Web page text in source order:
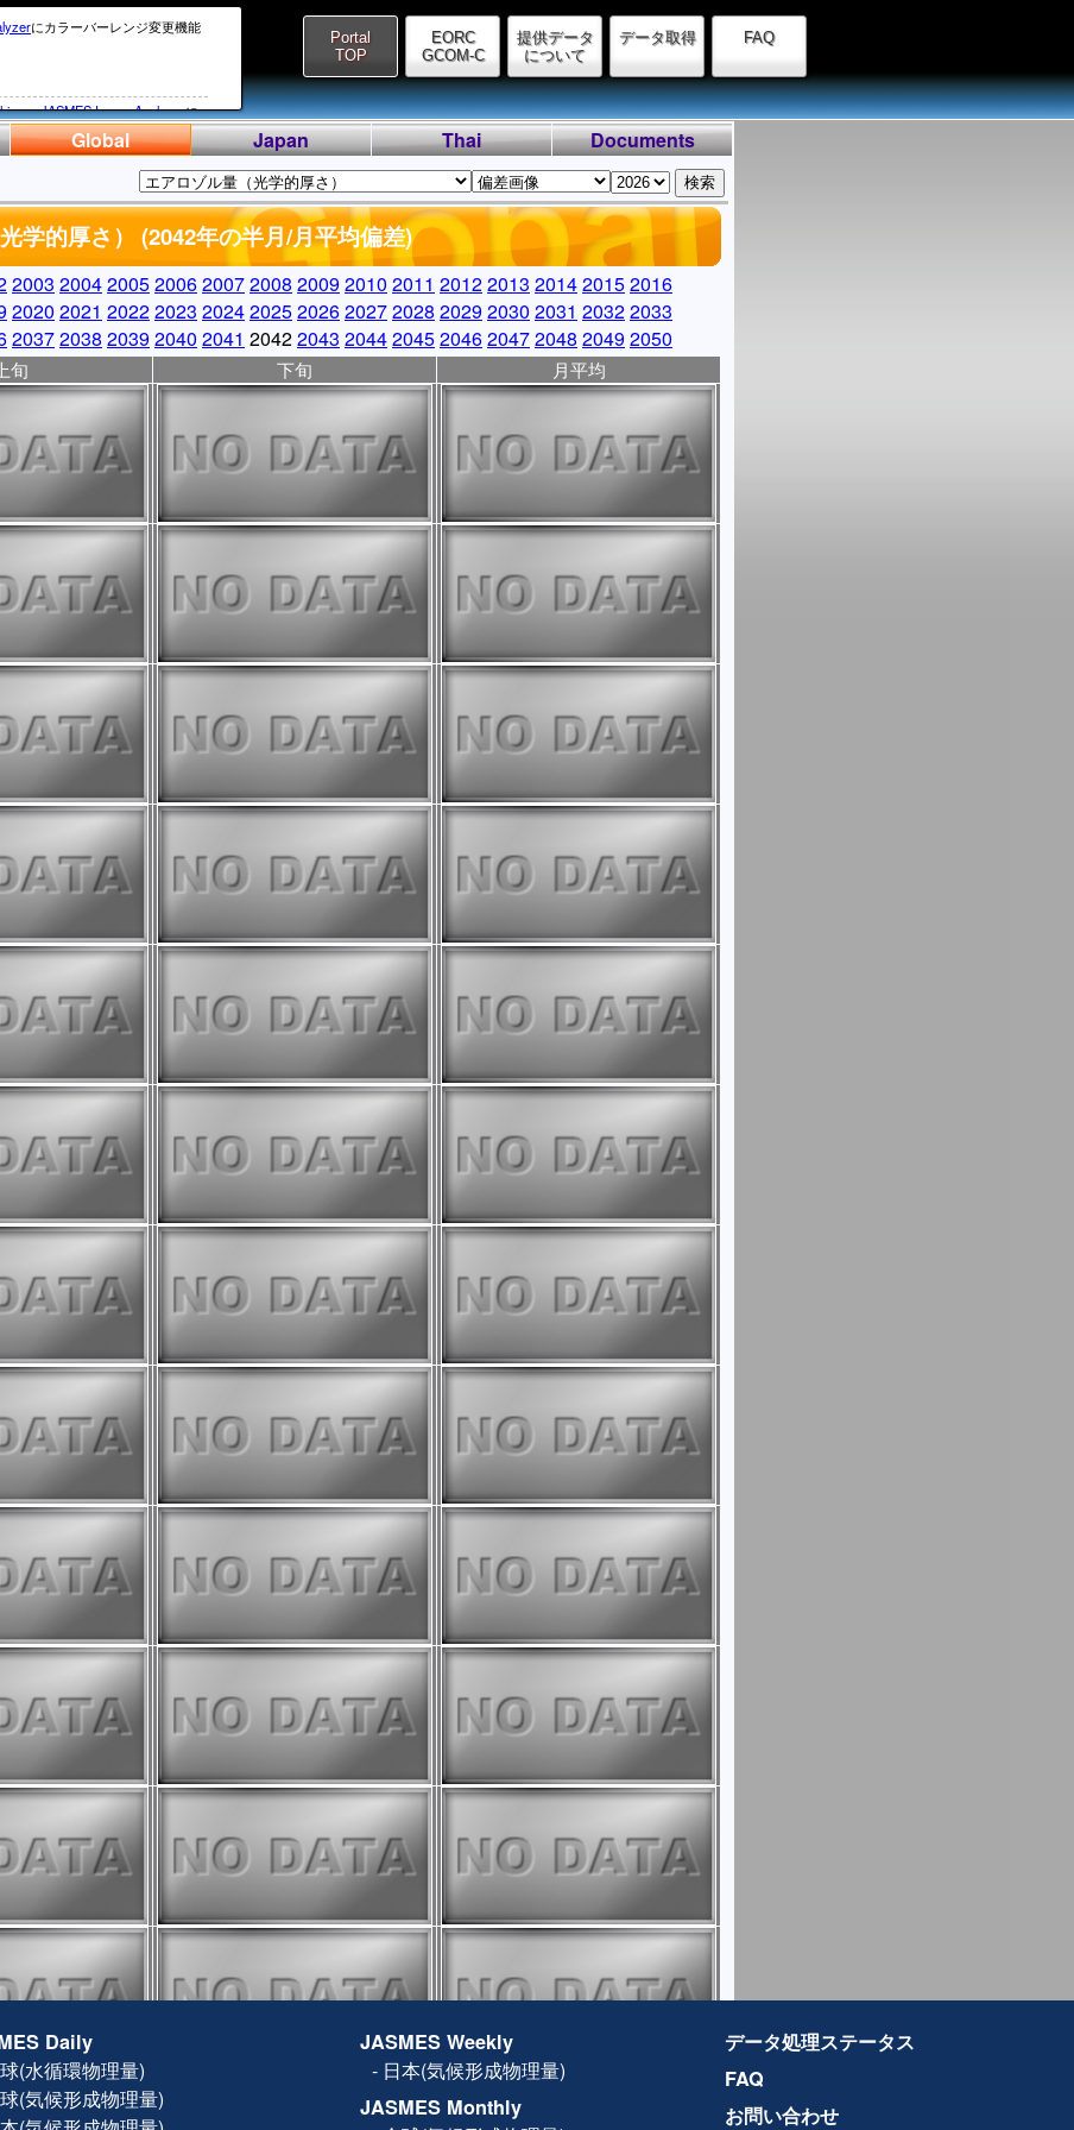
にカラーバーレンジ変更機能
、JASMES Image Analyzerに
ました。
からDMS系に変わったため、
02月14日(UTC)にかけてのSGLIデ
ができない（処理に膨大な時間が
ております。
タのリカバリについては、今後
SGLI準リアルデータの提供が遅延
復旧時にお知らせいたします。
、JASMES Image Analyzer
ET（蒸発散プロダクト）をV1001
を表示する機能を追加しました。
TIRに縞模様が出ることがあります
さい。
した。
統計プロダクトの作成手法を更新
しました。
行いました。
てはこちらをご確認ください。
3月までエアロゾル推定において
おります。他の期間より精度が
下の物理量を追加いたしました。
については、他のプロダクトと比
ニタは公開停止いたしました。今
Archiveをご利用ください。
モニタを閉鎖し、
GEE版 内湾モ
の設備メンテナンス以降、
た。
月15日(UTC)まで中断していた
8月16日0時(UTC)頃から再開しま
は従来通り更新予定です。
操作方法をご確認ください。
てはFAQをご確認ください。
見込みです。
）：SGLI準リアルの配信遅延
）～26日（月）10:00JST
新停止。※FTPは更新されます
）10:00～15:00JST（01:00-
イト、FTPへのアクセス不可
Portal
TOP
EORC
GCOM-C
提供データ
について
データ取得 FAQ
Global Japan Thai Documents
学的厚さ） (2042年の半月/月平均偏差)
2003 20042005200620072008 20092010 2011 20122013 201420152016
2020 2021 20222023 20242025202620272028 20292030 2031 20322033
20372038 20392040 2041 20422043 20442045204620472048 20492050
上旬 下旬 月平均
Daily
(水循環物理量)
(気候形成物理量)
JASMES Weekly
- 日本(気候形成物理量)
JASMES Monthly
データ処理ステータス
FAQ
お問い合わせ